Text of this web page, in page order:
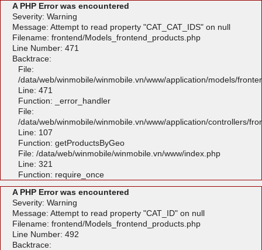
A PHP Error was encountered
Severity: Warning
Message: Attempt to read property "CAT_CAT_IDS" on null
Filename: frontend/Models_frontend_products.php
Line Number: 471
Backtrace:
File:
/data/web/winmobile/winmobile.vn/www/application/models/
Line: 471
Function: _error_handler
File:
/data/web/winmobile/winmobile.vn/www/application/controllers/
Line: 107
Function: getProductsByGeo
File: /data/web/winmobile/winmobile.vn/www/index.php
Line: 321
Function: require_once
A PHP Error was encountered
Severity: Warning
Message: Attempt to read property "CAT_ID" on null
Filename: frontend/Models_frontend_products.php
Line Number: 492
Backtrace: